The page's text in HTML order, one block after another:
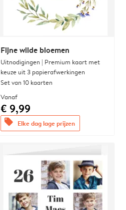
Fijne wilde bloemen
Uitnodigingen | Premium kaart met
keuze uit 3 papierafwerkingen
Set van 10 kaarten
Vanaf
€ 9,99
offers Elke dag lage prijzen